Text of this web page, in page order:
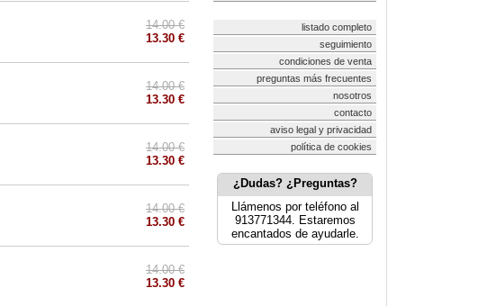
14.00 €
13.30 €
14.00 €
13.30 €
14.00 €
13.30 €
14.00 €
13.30 €
14.00 €
13.30 €
listado completo
seguimiento
condiciones de venta
preguntas más frecuentes
nosotros
contacto
aviso legal y privacidad
política de cookies
¿Dudas? ¿Preguntas?
Llámenos por teléfono al
913771344. Estaremos
encantados de ayudarle.